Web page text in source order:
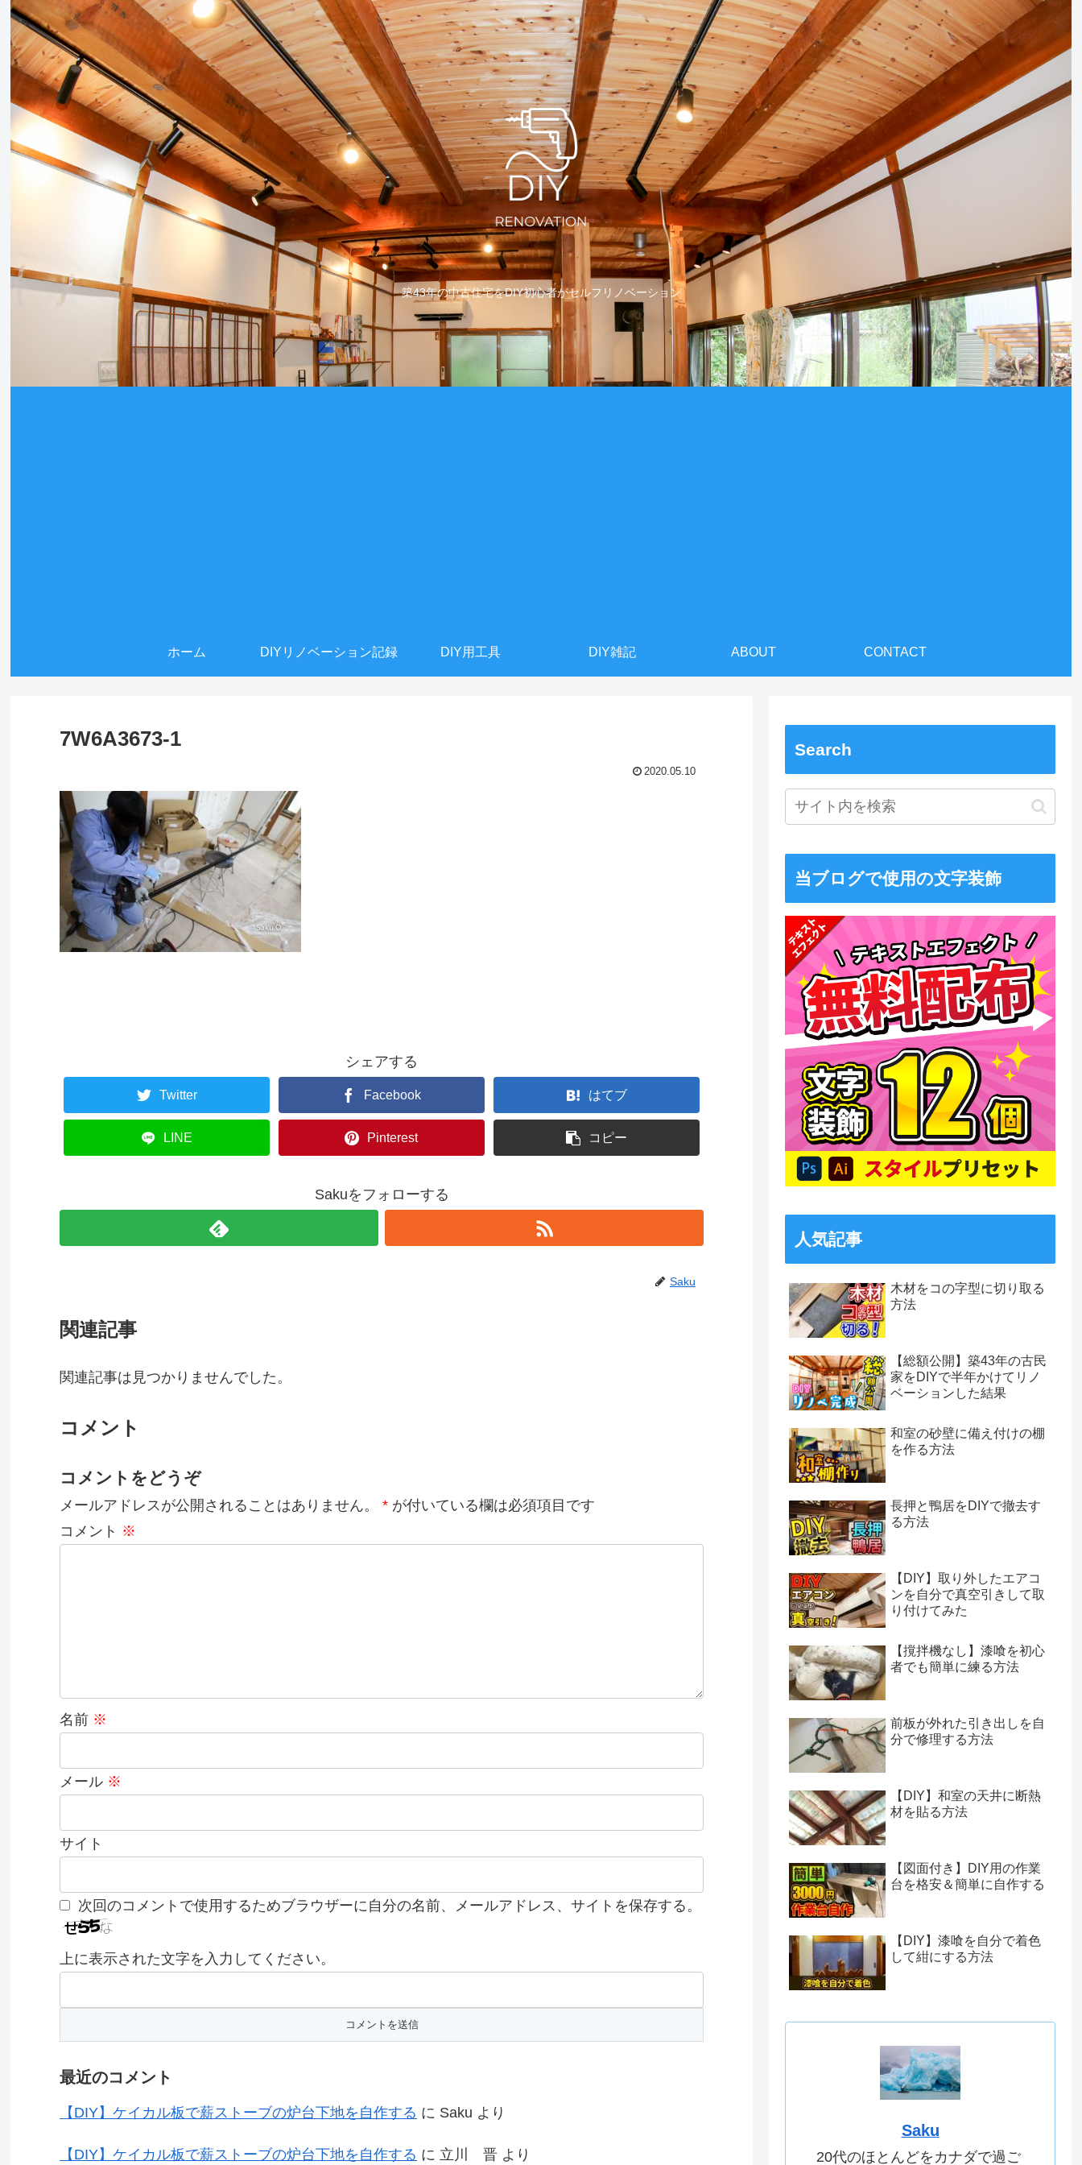
築43年の中古住宅をDIY初心者がセルフリノベーション
ホーム DIYリノベーション記録 DIY用工具 DIY雑記 ABOUT CONTACT
7W6A3673-1
2020.05.10
シェアする
Twitter Facebook はてブ
LINE Pinterest コピー
Sakuをフォローする
Saku
関連記事
関連記事は見つかりませんでした。
コメント
コメントをどうぞ
メールアドレスが公開されることはありません。 * が付いている欄は必須項目です
コメント ※
名前 ※
メール ※
サイト
次回のコメントで使用するためブラウザーに自分の名前、メールアドレス、サイトを保存する。
上に表示された文字を入力してください。
最近のコメント
【DIY】ケイカル板で薪ストーブの炉台下地を自作する に Saku より
【DIY】ケイカル板で薪ストーブの炉台下地を自作する に 立川 晋 より
Search
当ブログで使用の文字装飾
人気記事
木材をコの字型に切り取る
方法
【総額公開】築43年の古民
家をDIYで半年かけてリノ
ベーションした結果
和室の砂壁に備え付けの棚
を作る方法
長押と鴨居をDIYで撤去す
る方法
【DIY】取り外したエアコ
ンを自分で真空引きして取
り付けてみた
【撹拌機なし】漆喰を初心
者でも簡単に練る方法
前板が外れた引き出しを自
分で修理する方法
【DIY】和室の天井に断熱
材を貼る方法
【図面付き】DIY用の作業
台を格安＆簡単に自作する
【DIY】漆喰を自分で着色
して紺にする方法
Saku
20代のほとんどをカナダで過ご